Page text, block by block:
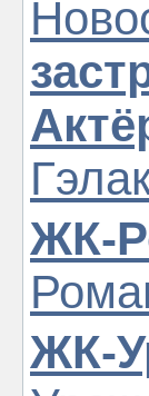
ЖК-
ЖК-